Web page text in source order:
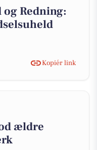
Redning:
Kopiér link
ældre